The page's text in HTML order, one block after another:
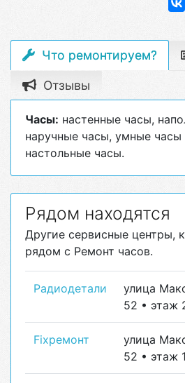
Что ремонтируем?
Отзывы
Часы: настенные часы,
наручные часы, умные часы
настольные часы.
Рядом находятся
Другие сервисные центры,
рядом с Ремонт часов.
Радиодетали
улица
52 • этаж
Fixремонт
улица
52 • этаж 1